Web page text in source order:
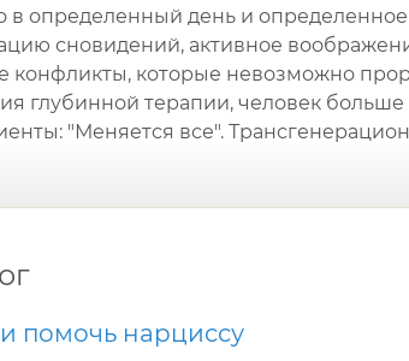
в определенный день и
сновидений, активное
конфликты, которые невозможно
глубинной терапии, человек больше
"Меняется все".
помочь нарциссу